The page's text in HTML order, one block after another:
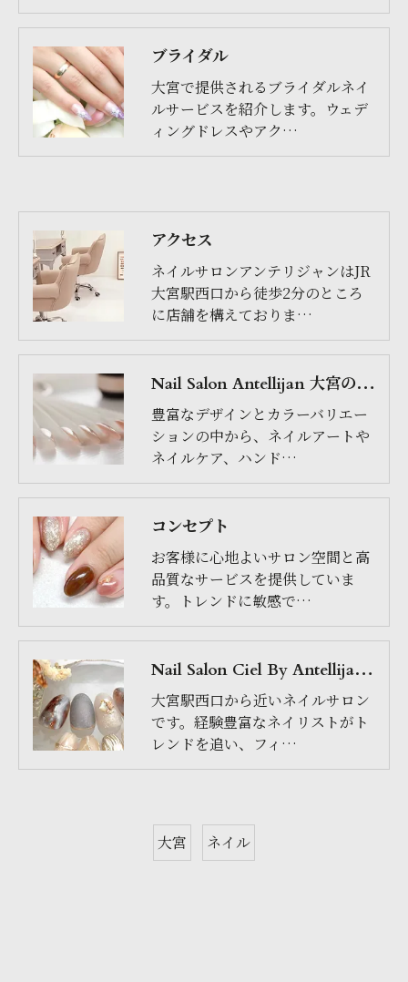
ブライダル
大宮で提供されるブライダルネイ
ルサービスを紹介します。ウェデ
ィングドレスやアク…
アクセス
ネイルサロンアンテリジャンはJR
大宮駅西口から徒歩2分のところ
に店舗を構えておりま…
Nail Salon Antellijan 大宮のサービス
豊富なデザインとカラーバリエー
ションの中から、ネイルアートや
ネイルケア、ハンド…
コンセプト
お客様に心地よいサロン空間と高
品質なサービスを提供していま
す。トレンドに敏感で…
Nail Salon Ciel By Antellijanのサービス
大宮駅西口から近いネイルサロン
です。経験豊富なネイリストがト
レンドを追い、フィ…
大宮 ネイル